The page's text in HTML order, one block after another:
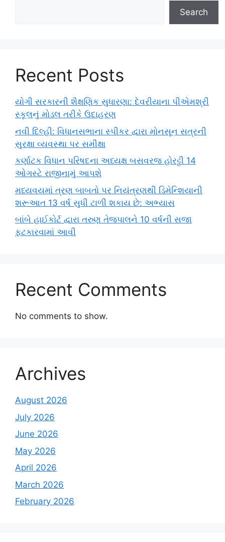
Search
Recent Posts
યોગી સરકારની શૈક્ષણિક સુધારણા: દેવરીયાના પીએમશ્રી
સ્કૂલનું મોડલ તરીકે ઉદાહરણ
નવી દિલ્હી: વિધાનસભાના સ્પીકર દ્વારા મોનસૂન સત્રની
સુરક્ષા વ્યવસ્થા પર સમીક્ષા
કર્ણાટક વિધાન પરિષદના અધ્યક્ષ બસવરજ હોરટ્ટી 14
ઓગસ્ટે રાજીનામું આપશે
મધ્યવયમાં ત્રણ બાબતો પર નિયંત્રણથી ડિમેન્શિયાની
શરૂઆત 13 વર્ષ સુધી ટાળી શકાય છે: અભ્યાસ
બાંબે હાઈકોર્ટ દ્વારા તરુણ તેજપાલને 10 વર્ષની સજા
ફટકારવામાં આવી
Recent Comments
No comments to show.
Archives
August 2026
July 2026
June 2026
May 2026
April 2026
March 2026
February 2026